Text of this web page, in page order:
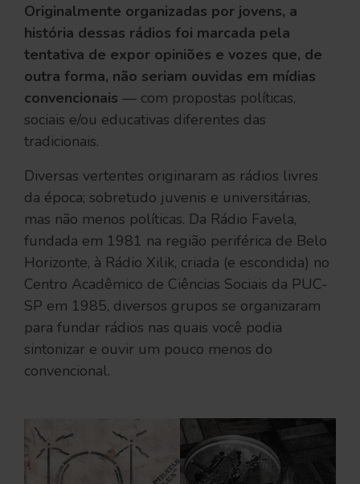
Originalmente organizadas por jovens, a
história dessas rádios foi marcada pela
tentativa de expor opiniões e vozes que, de
outra forma, não seriam ouvidas em mídias
convencionais — com propostas políticas,
sociais e/ou educativas diferentes das
tradicionais.
Diversas vertentes originaram as rádios livres
da época; sobretudo juvenis e universitárias,
mas não menos políticas. Da Rádio Favela,
fundada em 1981 na região periférica de Belo
Horizonte, à Rádio Xilik, criada (e escondida) no
Centro Acadêmico de Ciências Sociais da PUC-
SP em 1985, diversos grupos se organizaram
para fundar rádios nas quais você podia
sintonizar e ouvir um pouco menos do
convencional.